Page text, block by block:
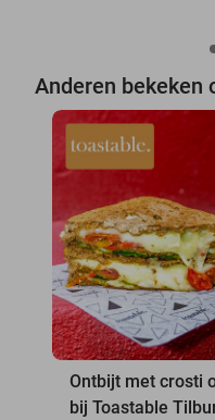
Anderen bekeken
Ontbijt met crosti
bij Toastable